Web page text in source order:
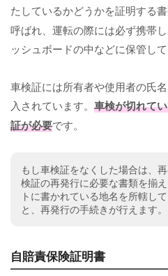
たしているかどうかを証明する
呼ばれ、運転の際には必ず携帯
ッシュボードの中などに保管し
車検証には所有者や使用者の氏
入されています。 車検が切れて
証が必要です。
もし車検証をなくした場合は、
検証の再発行に必要な書類を揃
トに書かれている地名を所轄し
と、再発行の手続きが行えます。
自賠責保険証明書